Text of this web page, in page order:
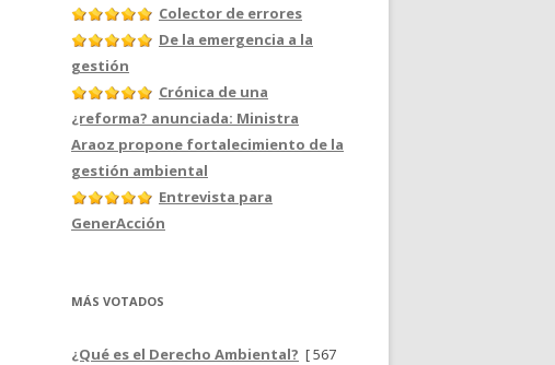
Colector de errores
De la emergencia a la
gestión
Crónica de una
¿reforma? anunciada: Ministra
Araoz propone fortalecimiento de la
gestión ambiental
Entrevista para
GenerAcción
MÁS VOTADOS
¿Qué es el Derecho Ambiental? [ 567